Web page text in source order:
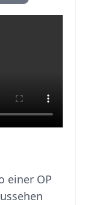
einer OP